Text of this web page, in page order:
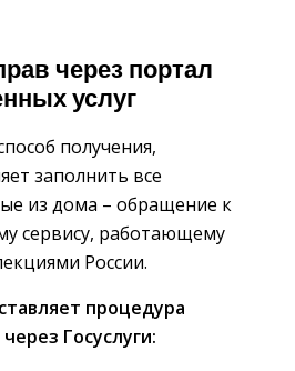
через портал
услуг
получения,
заполнить все
из дома – обращение к
сервису, работающему
России.
процедура
Госуслуги: